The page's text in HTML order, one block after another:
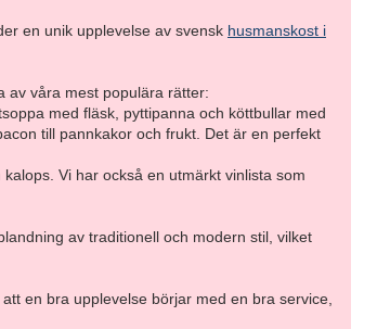
en unik upplevelse av svensk husmanskost i
av våra mest populära rätter:
med fläsk, pyttipanna och köttbullar med
till pannkakor och frukt. Det är en perfekt
Vi har också en utmärkt vinlista som
av traditionell och modern stil, vilket
en bra upplevelse börjar med en bra service,